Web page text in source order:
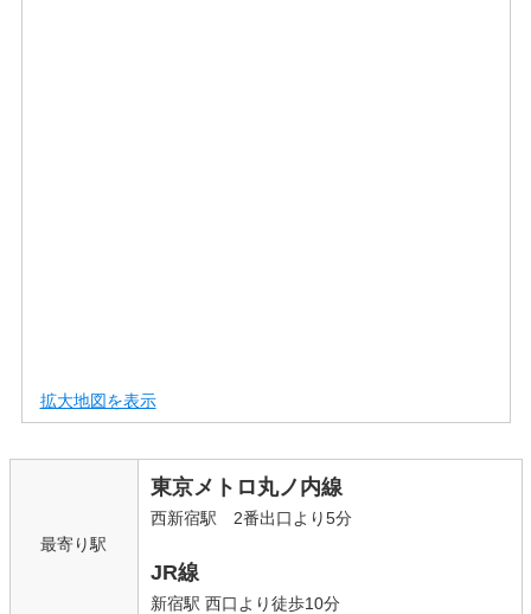
拡大地図を表示
最寄り駅
東京メトロ丸ノ内線
西新宿駅 2番出口より5分
JR線
新宿駅 西口より徒歩10分